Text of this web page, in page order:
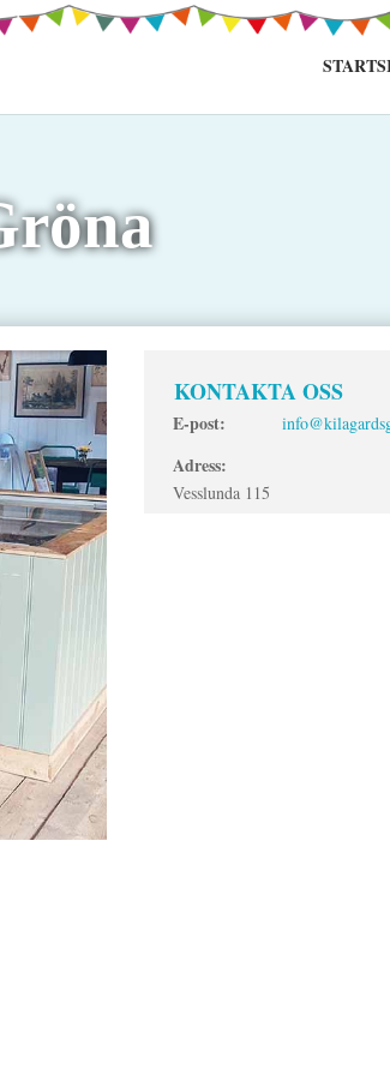
KONTAKTA OSS
E-post:
Adress:
Vesslunda 115